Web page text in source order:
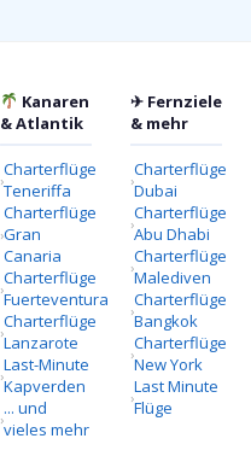
Kanaren
& Atlantik
Charterflüge
Teneriffa
Charterflüge
Gran
Canaria
Charterflüge
Fuerteventura
Charterflüge
Lanzarote
Last-Minute
Kapverden
... und
vieles mehr
✈ Fernziele
& mehr
Charterflüge
Dubai
Charterflüge
Abu Dhabi
Charterflüge
Malediven
Charterflüge
Bangkok
Charterflüge
New York
Last Minute
Flüge